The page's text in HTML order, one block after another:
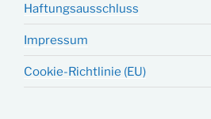
Haftungsausschluss
Impressum
Cookie-Richtlinie (EU)